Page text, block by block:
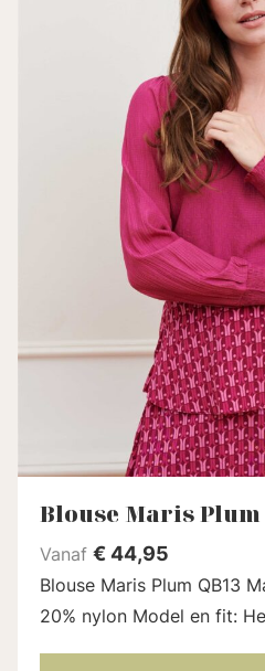
Blouse Maris
Vanaf €44,95
Blouse Maris Plum QB13
20% nylon Model en fit: